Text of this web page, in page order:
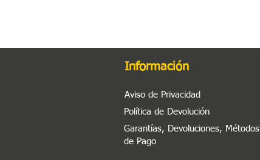
Información
Aviso de Privacidad
Política de Devolución
Garantías, Devoluciones, Métodos
de Pago